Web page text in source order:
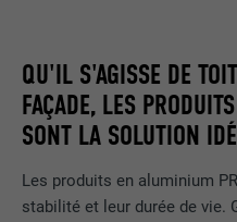
QU'IL S'AGISSE DE
FAÇADE, LES
SONT LA SOLUTION
Les produits en aluminium
stabilité et leur durée de vie.